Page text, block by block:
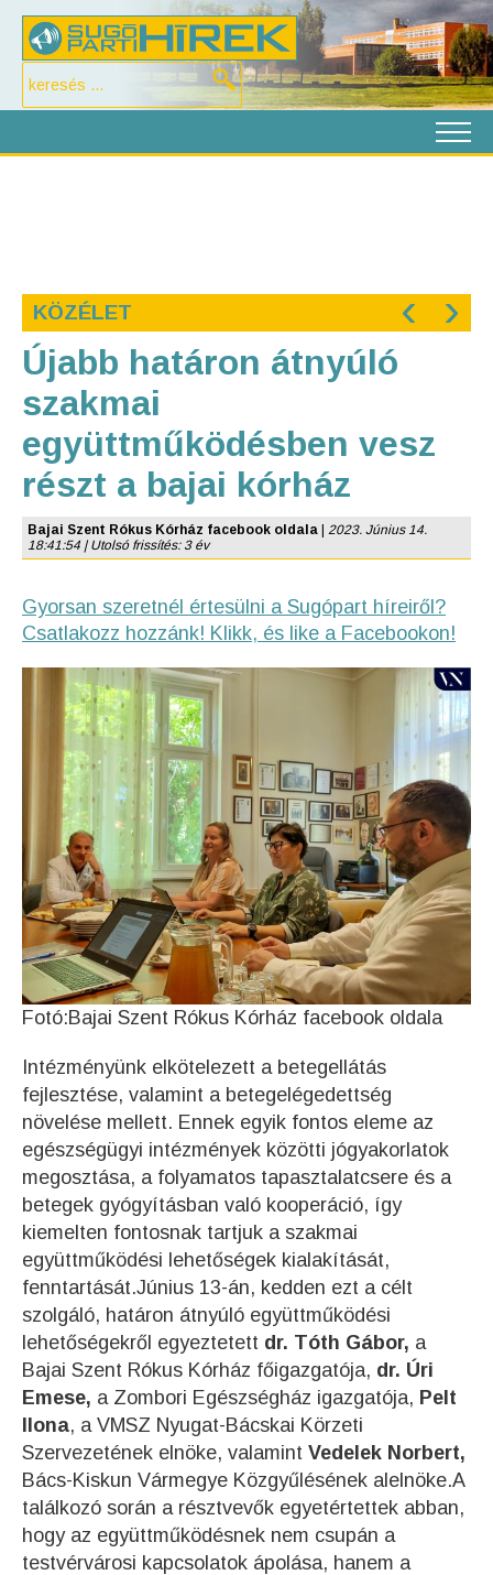
KÖZÉLET ‹ ›
Újabb határon átnyúló
szakmai
együttműködésben vesz
részt a bajai kórház
Bajai Szent Rókus Kórház facebook oldala
2023. Június 14.
18:41:54 | Utolsó frissítés: 3 év
Gyorsan szeretnél értesülni a Sugópart híreiről?
Csatlakozz hozzánk! Klikk, és like a Facebookon!
Fotó:Bajai Szent Rókus Kórház facebook oldala
Intézményünk elkötelezett a betegellátás
fejlesztése, valamint a betegelégedettség
növelése mellett. Ennek egyik fontos eleme az
egészségügyi intézmények közötti jógyakorlatok
megosztása, a folyamatos tapasztalatcsere és a
betegek gyógyításban való kooperáció, így
kiemelten fontosnak tartjuk a szakmai
együttműködési lehetőségek kialakítását,
fenntartását.Június 13-án, kedden ezt a célt
szolgáló, határon átnyúló együttműködési
lehetőségekről egyeztetett dr. Tóth Gábor, a
Bajai Szent Rókus Kórház főigazgatója, dr. Úri
Emese, a Zombori Egészségház igazgatója, Pelt
Ilona, a VMSZ Nyugat-Bácskai Körzeti
Szervezetének elnöke, valamint Vedelek Norbert,
Bács-Kiskun Vármegye Közgyűlésének alelnöke.A
találkozó során a résztvevők egyetértettek abban,
hogy az együttműködésnek nem csupán a
testvérvárosi kapcsolatok ápolása, hanem a